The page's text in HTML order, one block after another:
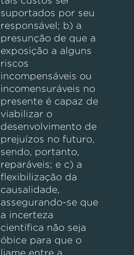
suportados por seu
responsável; b) a
presunção de que a
exposição a alguns
riscos
incompensáveis ou
incomensuráveis no
presente é capaz de
viabilizar o
desenvolvimento de
prejuízos no futuro,
sendo, portanto,
reparáveis; e c) a
flexibilização da
causalidade,
assegurando-se que
a incerteza
científica não seja
óbice para que o
liame entre a